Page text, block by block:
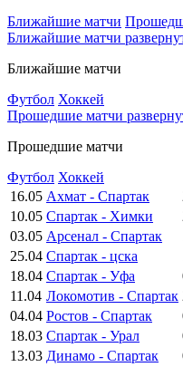
Ближайшие матчи
Ближайшие матчи
Ближайшие матчи
Футбол Хоккей
Прошедшие матчи
Прошедшие матчи
Футбол Хоккей
16.05 Ахмат - Спартак
10.05 Спартак - Химки
03.05 Арсенал - Спартак
25.04 Спартак - цска
18.04 Спартак - Уфа
11.04 Локомотив - Спартак
04.04 Ростов - Спартак
18.03 Спартак - Урал
13.03 Динамо - Спартак